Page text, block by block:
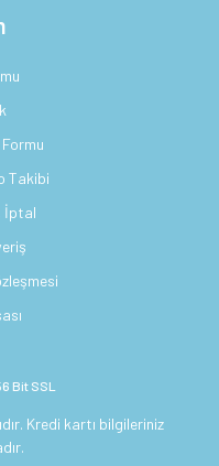
Takibi
İptal
Bit SSL
Kredi kartı bilgileriniz